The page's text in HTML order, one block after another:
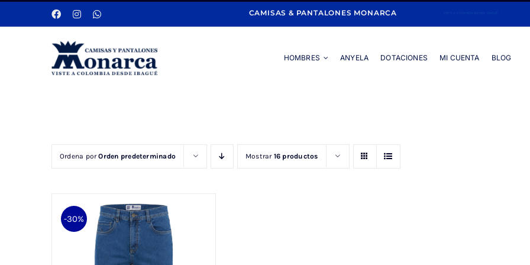
al
CAMISAS & PANTALONES MONARCA
HOMBRES ANYELA DOTACIONES MI CUENTA BLOG
Ordena porOrden predeterminado Mostrar 16 productos
-30%